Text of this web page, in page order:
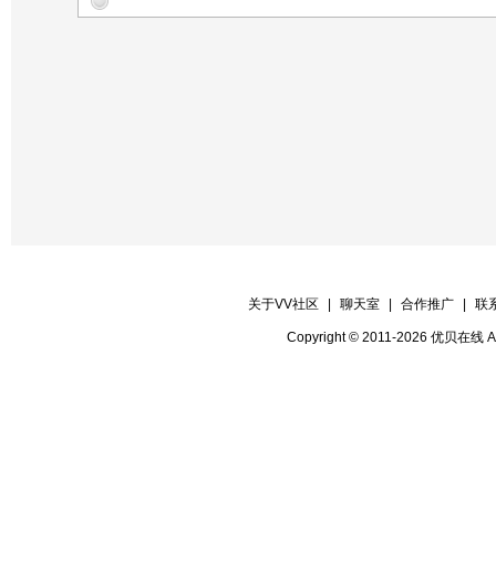
关于VV社区 聊天室 合作推广 联
Copyright © 2011-2026 优贝在线